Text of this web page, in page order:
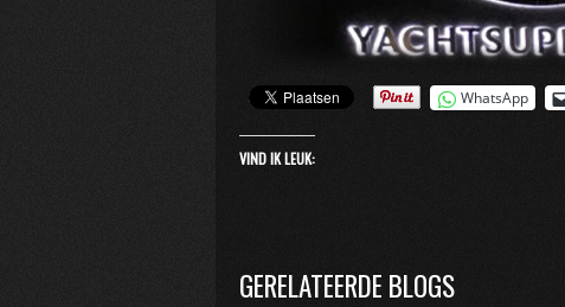
WhatsApp
VIND IK LEUK:
GERELATEERDE BLOGS